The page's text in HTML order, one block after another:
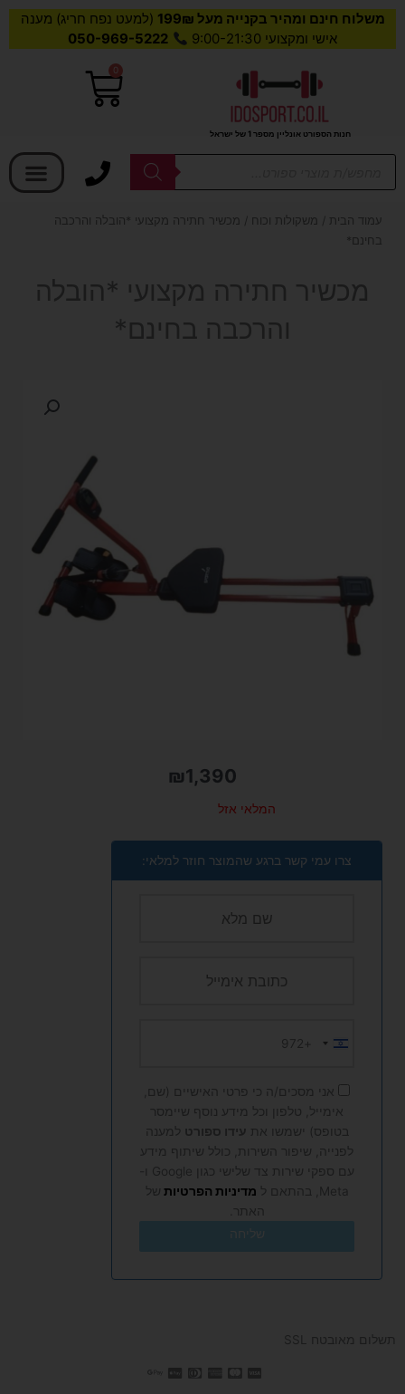
משלוח חינם ומהיר בקנייה מעל 199₪
(למעט נפח חריג) מענה
אישי ומקצועי 9:00-21:30
050-969-5222
חנות הספורט אונליין מספר 1 של ישראל
0
עגלת
Products
עמוד הבית / משקולות וכוח / מכשיר חתירה מקצועי *הובלה והרכבה
בחינם*
מכשיר חתירה מקצועי *הובלה
והרכבה בחינם*
₪1,390
המלאי אזל
צרו עמי קשר ברגע שהמוצר חוזר למלאי:
Israel
+972
אני מסכים/ה כי פרטי האישיים (שם,
אימייל, טלפון וכל מידע נוסף שיימסר
בטופס) ישמשו את עידו ספורט למענה
לפנייה, שיפור השירות, כולל שיתוף מידע
Meta, בהתאם ל
מדיניות הפרטיות של
האתר.
שליחה
תשלום מאובטח SSL